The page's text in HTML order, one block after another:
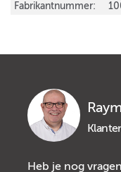
Fabrikantnummer:
Heb je nog